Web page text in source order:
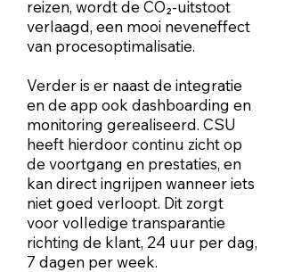
reizen, wordt de CO₂-uitstoot
verlaagd, een mooi neveneffect
van procesoptimalisatie.
Verder is er naast de integratie
en de app ook dashboarding en
monitoring gerealiseerd. CSU
heeft hierdoor continu zicht op
de voortgang en prestaties, en
kan direct ingrijpen wanneer iets
niet goed verloopt. Dit zorgt
voor volledige transparantie
richting de klant, 24 uur per dag,
7 dagen per week.